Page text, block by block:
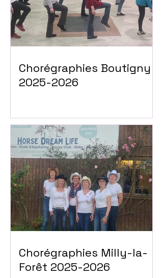
Chorégraphies Boutigny
2025-2026
Chorégraphies Milly-la-
Forêt 2025-2026